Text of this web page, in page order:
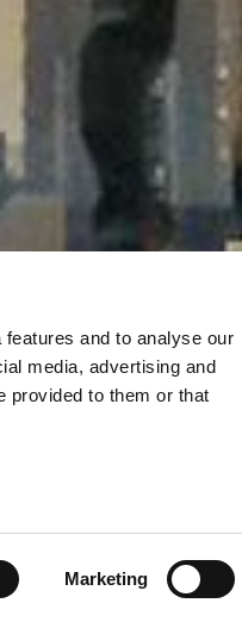
and to analyse our
media, advertising and
provided to them or that
Marketing